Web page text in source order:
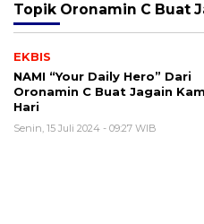
Topik Oronamin C Buat
EKBIS
NAMI “Your Daily Hero” Dari
Oronamin C Buat Jagain
Hari
Senin, 15 Juli 2024 - 09:27 WIB